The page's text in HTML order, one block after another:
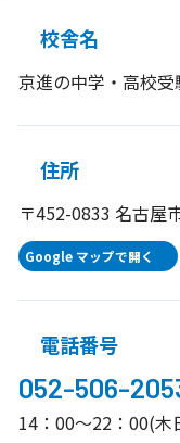
校舎名
京進の中学・高校
住所
〒452-0833 名古屋
Google マップで開く
電話番号
052-506-
14：00～22：00(木